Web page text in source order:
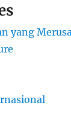
yang